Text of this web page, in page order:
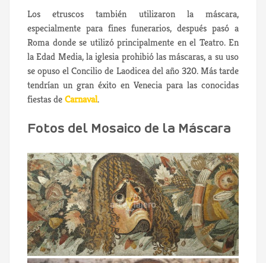
Los etruscos también utilizaron la máscara,
especialmente para fines funerarios, después pasó a
Roma donde se utilizó principalmente en el Teatro. En
la Edad Media, la iglesia prohibió las máscaras, a su uso
se opuso el Concilio de Laodicea del año 320. Más tarde
tendrían un gran éxito en Venecia para las conocidas
fiestas deCarnaval.
Fotos del Mosaico de la Máscara